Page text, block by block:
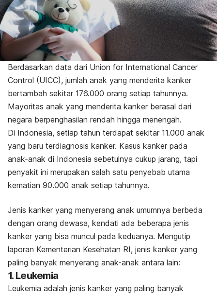
Berdasarkan data dari Union for International Cancer
Control (UICC), jumlah anak yang menderita kanker
bertambah sekitar 176.000 orang setiap tahunnya.
Mayoritas anak yang menderita kanker berasal dari
negara berpenghasilan rendah hingga menengah.
Di Indonesia, setiap tahun terdapat sekitar 11.000 anak
yang baru terdiagnosis kanker. Kasus kanker pada
anak-anak di Indonesia sebetulnya cukup jarang, tapi
penyakit ini merupakan salah satu penyebab utama
kematian 90.000 anak setiap tahunnya.
Jenis kanker yang menyerang anak umumnya berbeda
dengan orang dewasa, kendati ada beberapa jenis
kanker yang bisa muncul pada keduanya. Mengutip
laporan Kementerian Kesehatan RI, jenis kanker yang
paling banyak menyerang anak-anak antara lain:
1. Leukemia
Leukemia adalah jenis kanker yang paling banyak